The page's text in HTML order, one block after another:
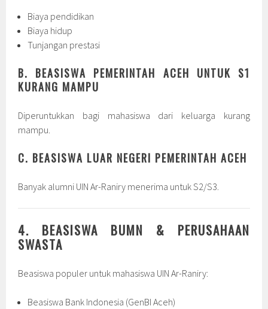
Biaya pendidikan
Biaya hidup
Tunjangan prestasi
B. BEASISWA PEMERINTAH ACEH UNTUK S1
KURANG MAMPU
Diperuntukkan bagi mahasiswa dari keluarga kurang
mampu.
C. BEASISWA LUAR NEGERI PEMERINTAH ACEH
Banyak alumni UIN Ar-Raniry menerima untuk S2/S3.
4. BEASISWA BUMN & PERUSAHAAN
SWASTA
Beasiswa populer untuk mahasiswa UIN Ar-Raniry:
Beasiswa Bank Indonesia (GenBI Aceh)